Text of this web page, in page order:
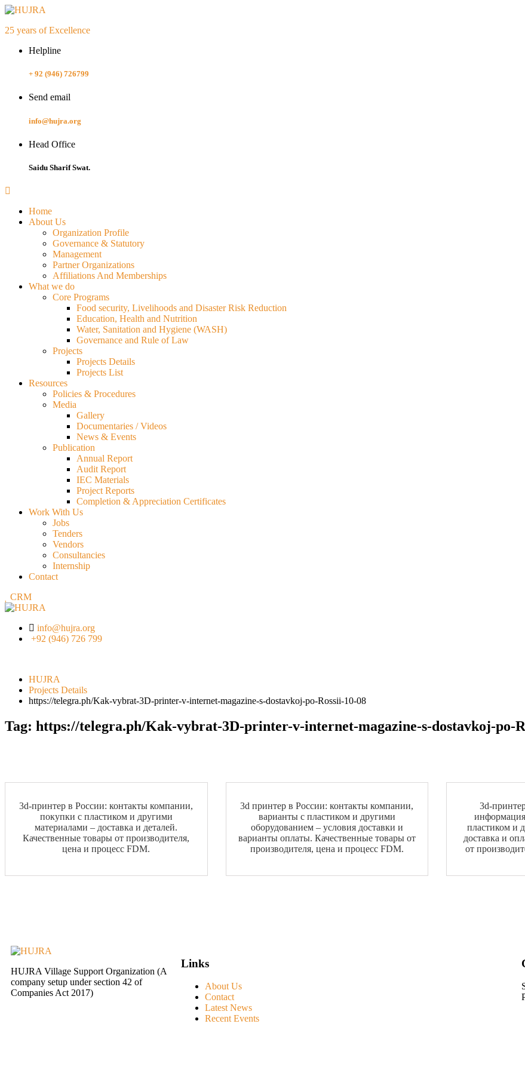
25 years of Excellence
Helpline
+ 92 (946) 726799
Send email
info@hujra.org
Head Office
Saidu Sharif Swat.
Home
About Us
Organization Profile
Governance & Statutory
Management
Partner Organizations
Affiliations And Memberships
What we do
Core Programs
Food security, Livelihoods and Disaster Risk Reduction
Education, Health and Nutrition
Water, Sanitation and Hygiene (WASH)
Governance and Rule of Law
Projects
Projects Details
Projects List
Resources
Policies & Procedures
Media
Gallery
Documentaries / Videos
News & Events
Publication
Annual Report
Audit Report
IEC Materials
Project Reports
Completion & Appreciation Certificates
Work With Us
Jobs
Tenders
Vendors
Consultancies
Internship
Contact
CRM
info@hujra.org
+92 (946) 726 799
HUJRA
Projects Details
https://telegra.ph/Kak-vybrat-3D-printer-v-internet-magazine-s-dostavkoj-po-Rossii-10-08
Tag: https://telegra.ph/Kak-vybrat-3D-printer-v-internet-magazine-s-dostavkoj-po-
3d-принтер в России: контакты компании,
покупки с пластиком и другими
материалами – доставка и деталей.
Качественные товары от производителя,
цена и процесс FDM.
3d принтер в России: контакты компании,
варианты с пластиком и другими
оборудованием – условия доставки и
варианты оплаты. Качественные товары от
производителя, цена и процесс FDM.
3d-
пластиком и
доставка и
от
HUJRA Village Support Organization (A
company setup under section 42 of
Companies Act 2017)
Links
About Us
Contact
Latest News
Recent Events